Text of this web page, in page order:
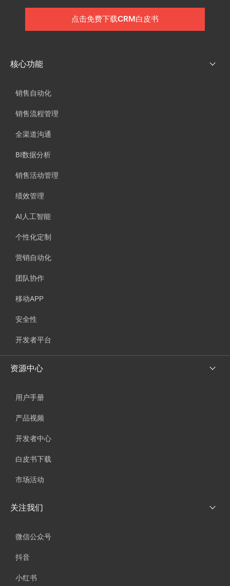
点击免费下载CRM白皮书
核心功能
销售自动化
销售流程管理
全渠道沟通
BI数据分析
销售活动管理
绩效管理
AI人工智能
个性化定制
营销自动化
团队协作
移动APP
安全性
开发者平台
资源中心
用户手册
产品视频
开发者中心
白皮书下载
市场活动
关注我们
微信公众号
抖音
小红书